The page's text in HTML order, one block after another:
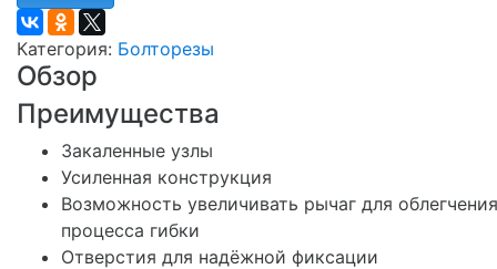
Категория: Болторезы
Обзор
Преимущества
Закаленные узлы
Усиленная конструкция
Возможность увеличивать рычаг для облегчения
процесса гибки
Отверстия для надёжной фиксации